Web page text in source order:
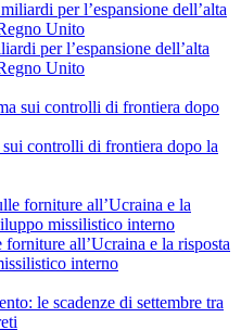
per l’espansione dell’alta
Unito
controlli di frontiera dopo la
all’Ucraina e la risposta
interno